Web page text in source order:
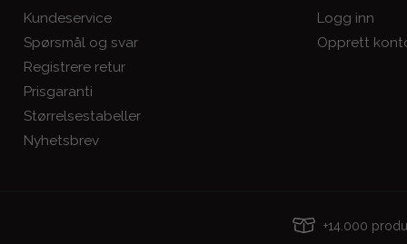
Kundeservice
Spørsmål og svar
Registrere retur
Prisgaranti
Størrelsestabeller
Nyhetsbrev
Logg inn
Opprett
+14.000